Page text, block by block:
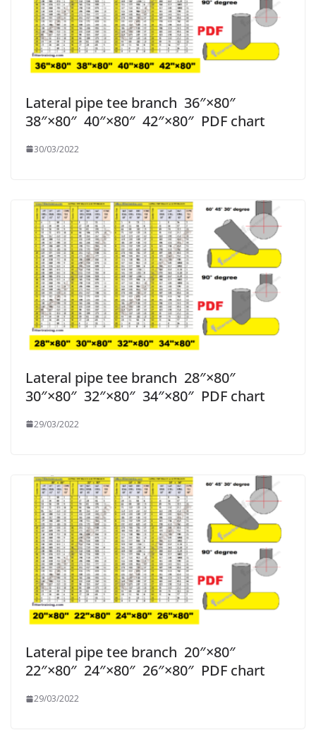
Lateral pipe tee branch 36″×80″
38″×80″ 40″×80″ 42″×80″ PDF chart
30/03/2022
Lateral pipe tee branch 28″×80″
30″×80″ 32″×80″ 34″×80″ PDF chart
29/03/2022
Lateral pipe tee branch 20″×80″
22″×80″ 24″×80″ 26″×80″ PDF chart
29/03/2022